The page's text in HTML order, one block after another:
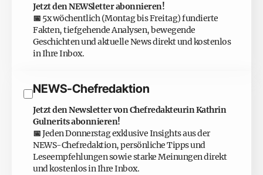
Jetzt den NEWSletter abonnieren!
📅 5x wöchentlich (Montag bis Freitag) fundierte
Fakten, tiefgehende Analysen, bewegende
Geschichten und aktuelle News direkt und kostenlos
in Ihre Inbox.
NEWS-Chefredaktion
Jetzt den Newsletter von Chefredakteurin Kathrin
Gulnerits abonnieren!
📅Jeden Donnerstag exklusive Insights aus der
NEWS-Chefredaktion, persönliche Tipps und
Leseempfehlungen sowie starke Meinungen direkt
und kostenlos in Ihre Inbox.